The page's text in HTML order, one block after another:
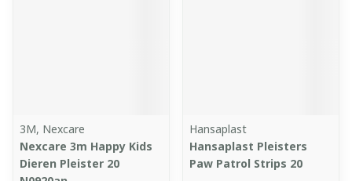
3M, Nexcare
Nexcare 3m Happy Kids
Dieren Pleister 20
Hansaplast
Hansaplast Pleisters
Paw Patrol Strips 20